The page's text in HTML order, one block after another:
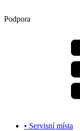
Podpora
• Servisní místa